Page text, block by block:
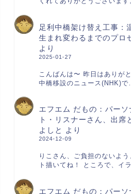
足利中橋架け替え工事：
生まれ変わるまでのプロ
より
2025-01-27
こんばんは〜 昨日はありが
中橋移設のニュース(NHK)で
エフエム だもの：パーソ
ト・リスナーさん、出席
よしと
より
2024-12-09
りこさん、ご負担のないよ
ト描いてね！ ところで、イ
エフエム だもの：パーソ